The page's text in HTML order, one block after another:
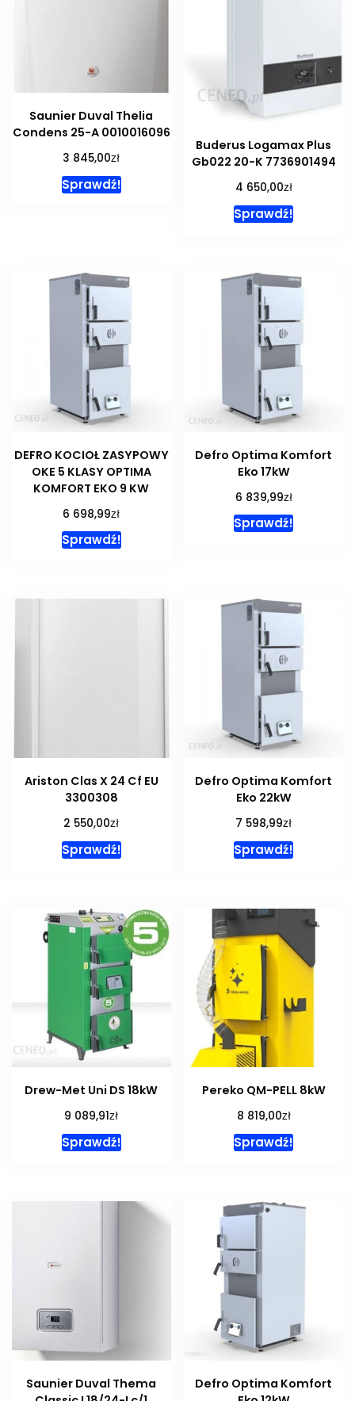
Saunier Duval Thelia
Condens 25-A 0010016096
3 845,00zł
Sprawdź!
Buderus Logamax Plus
Gb022 20-K 7736901494
4 650,00zł
Sprawdź!
DEFRO KOCIOŁ ZASYPOWY
OKE 5 KLASY OPTIMA
KOMFORT EKO 9 KW
6 698,99zł
Sprawdź!
Defro Optima Komfort
Eko 17kW
6 839,99zł
Sprawdź!
Ariston Clas X 24 Cf EU
3300308
2 550,00zł
Sprawdź!
Defro Optima Komfort
Eko 22kW
7 598,99zł
Sprawdź!
Drew-Met Uni DS 18kW
9 089,91zł
Sprawdź!
Pereko QM-PELL 8kW
8 819,00zł
Sprawdź!
Saunier Duval Thema
Defro Optima Komfort